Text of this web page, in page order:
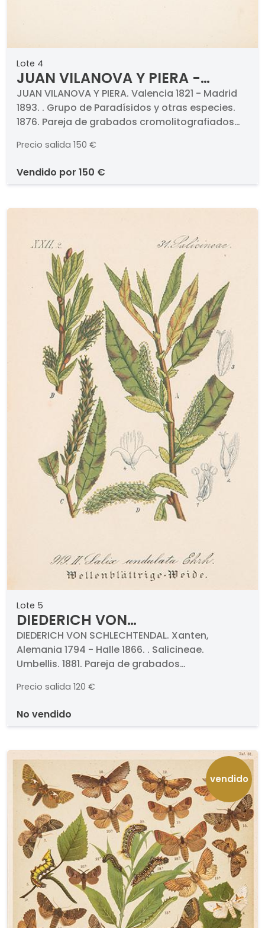
Lote 4
JUAN VILANOVA Y PIERA -
Grupo de Paradísidos y otras
especies
JUAN VILANOVA Y PIERA. Valencia 1821 - Madrid
1893. . Grupo de Paradísidos y otras especies.
1876. Pareja de grabados cromolitografiados
235 mm cada uno. Con paspartú. . Proceden de
la obra "Historia Natural", Montaner y Simón,
1876.
Precio salida 150 €
vendido por 150 €
Lote 5
DIEDERICH VON
SCHLECHTENDAL - Salicineae
Umbellis
DIEDERICH VON SCHLECHTENDAL. Xanten,
Alemania 1794 - Halle 1866. . Salicineae.
Umbellis. 1881. Pareja de grabados
numerados. Medidas 188 x 132 mm cada uno.
Con paspartú. . Proceden de la obra "Flora von
Deutschland" de D. F. L. von Schlechtendal, 1881.
Precio salida 120 €
no vendido
vendido